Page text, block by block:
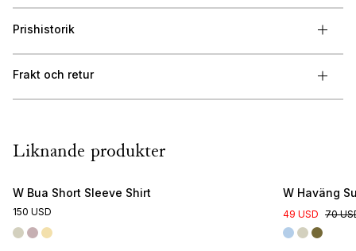
Prishistorik
Frakt och retur
Liknande produkter
W Bua Short Sleeve Shirt
150 USD
W Haväng
49 USD 70